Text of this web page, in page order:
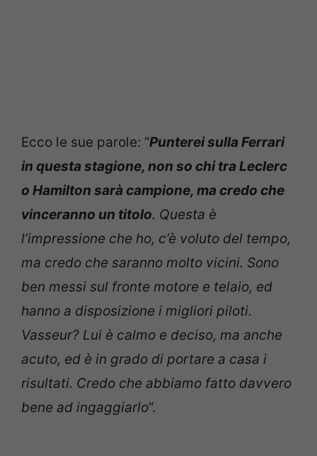
Ecco le sue parole: “Punterei sulla Ferrari
in questa stagione, non so chi tra Leclerc
o Hamilton sarà campione, ma credo che
vinceranno un titolo. Questa è
l’impressione che ho, c’è voluto del tempo,
ma credo che saranno molto vicini. Sono
ben messi sul fronte motore e telaio, ed
hanno a disposizione i migliori piloti.
Vasseur? Lui è calmo e deciso, ma anche
acuto, ed è in grado di portare a casa i
risultati. Credo che abbiamo fatto davvero
bene ad ingaggiarlo“.